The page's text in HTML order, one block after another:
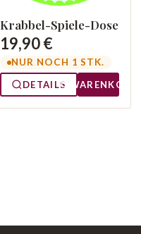
Krabbel-Spiele-Dose
19,90 €
NUR NOCH 1 STK.
DETAILS
WARENKORB